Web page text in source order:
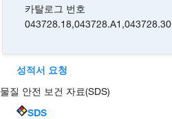
카탈로그 번호
043728.18,043728.A1 ,043728.30
성적서 요청
물질 안전 보건 자료(SDS)
SDS